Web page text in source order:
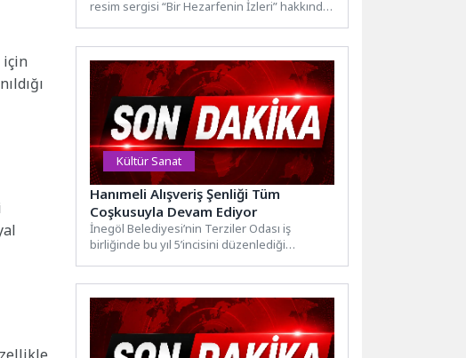
için
resim sergisi “Bir Hezarfenin İzleri” hakkında
Kültür Sanat
Hanımeli Alışveriş Şenliği Tüm
Coşkusuyla Devam Ediyor
İnegöl Belediyesi’nin Terziler Odası iş
birliğinde bu yıl 5’incisini düzenlediği